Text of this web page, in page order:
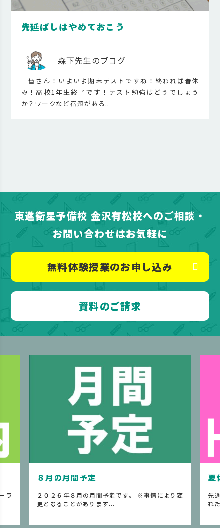
先延ばしはやめておこう
森下先生のブログ
皆さん！いよいよ期末テストですね！終われば春休
み！高校1年生終了です！テスト勉強はどうでしょう
か？ワークなど宿題がある...
東進衛星予備校 金沢有松校へのご相談・
お問い合わせはお気軽に
無料体験授業のお申し込み
資料のご請求
ラ
８月の月間予定
２０２６年８月の月間予定です。 ※事情により変
更となることがあります...
夏
先
れ